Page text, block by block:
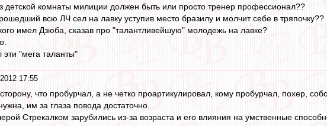
детской комнаты милиции должен быть или просто тренер профессионал??
всю ЛЧ сел на лавку уступив место бразилу и молчит себе в тряпочку??
имел Дзюба, сказав про "талантливейшую" молодежь на лавке?
эти "мега таланты"
17:55
что пробурчал, а не четко проартикулировал, кому пробурчал, похер,
им за глаза повода достаточно.
Стрекалком зарубились из-за возраста и его влияния на умственные